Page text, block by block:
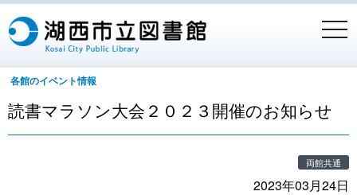
各館のイベント情報
読書マラソン大会２０２３開催のお知らせ
両館共通
2023年03月24日